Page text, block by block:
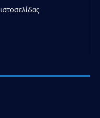
ιστοσελίδας